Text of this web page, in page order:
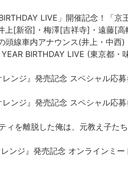
LIVE」開催記念！「京
上[新宿]・梅澤[吉祥寺]・遠藤[
線車内アナウンス(井上・中西)
BIRTHDAY LIVE (東京都・
ンジ』発売記念 スペシャル応募
ンジ』発売記念 スペシャル応募
を離脱した俺は、元教え子た
ジ』発売記念 オンラインミー